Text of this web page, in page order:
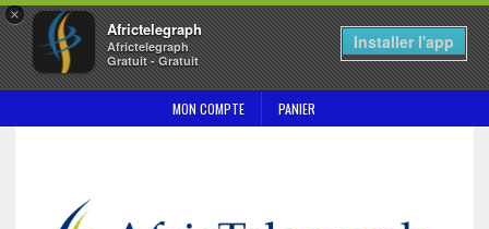
×
Africtelegraph
Africtelegraph
Gratuit - Gratuit
Installer l'app
MON COMPTE PANIER